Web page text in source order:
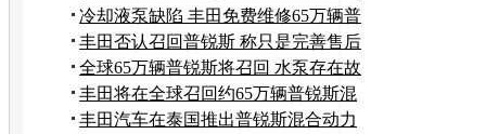
戟
冷却液泵缺陷 丰田免费维修65万辆普
锐斯
丰田否认召回普锐斯 称只是完善售后
服务
全球65万辆普锐斯将召回 水泵存在故
障
丰田将在全球召回约65万辆普锐斯混
动
丰田汽车在泰国推出普锐斯混合动力